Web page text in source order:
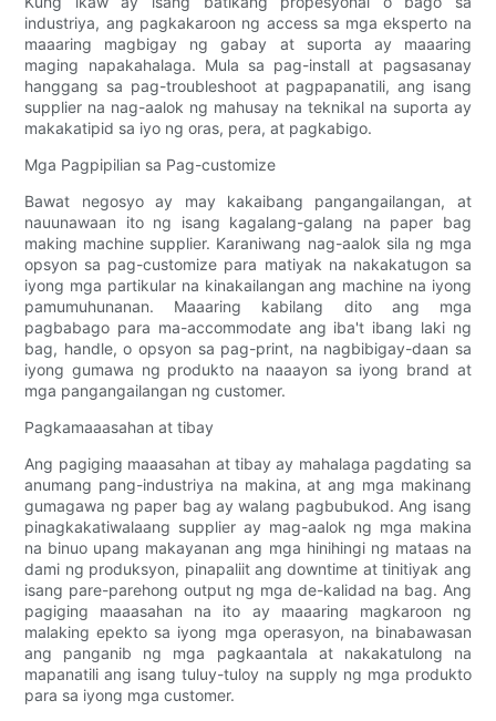
industriya, ang pagkakaroon ng access sa mga eksperto na
maaaring magbigay ng gabay at suporta ay maaaring
maging napakahalaga. Mula sa pag-install at pagsasanay
hanggang sa pag-troubleshoot at pagpapanatili, ang isang
supplier na nag-aalok ng mahusay na teknikal na suporta ay
makakatipid sa iyo ng oras, pera, at pagkabigo.
Mga Pagpipilian sa Pag-customize
Bawat negosyo ay may kakaibang pangangailangan, at
nauunawaan ito ng isang kagalang-galang na paper bag
making machine supplier. Karaniwang nag-aalok sila ng mga
opsyon sa pag-customize para matiyak na nakakatugon sa
iyong mga partikular na kinakailangan ang machine na iyong
pamumuhunanan. Maaaring kabilang dito ang mga
pagbabago para ma-accommodate ang iba't ibang laki ng
bag, handle, o opsyon sa pag-print, na nagbibigay-daan sa
iyong gumawa ng produkto na naaayon sa iyong brand at
mga pangangailangan ng customer.
Pagkamaaasahan at tibay
Ang pagiging maaasahan at tibay ay mahalaga pagdating sa
anumang pang-industriya na makina, at ang mga makinang
gumagawa ng paper bag ay walang pagbubukod. Ang isang
pinagkakatiwalaang supplier ay mag-aalok ng mga makina
na binuo upang makayanan ang mga hinihingi ng mataas na
dami ng produksyon, pinapaliit ang downtime at tinitiyak ang
isang pare-parehong output ng mga de-kalidad na bag. Ang
pagiging maaasahan na ito ay maaaring magkaroon ng
malaking epekto sa iyong mga operasyon, na binabawasan
ang panganib ng mga pagkaantala at nakakatulong na
mapanatili ang isang tuluy-tuloy na supply ng mga produkto
para sa iyong mga customer.